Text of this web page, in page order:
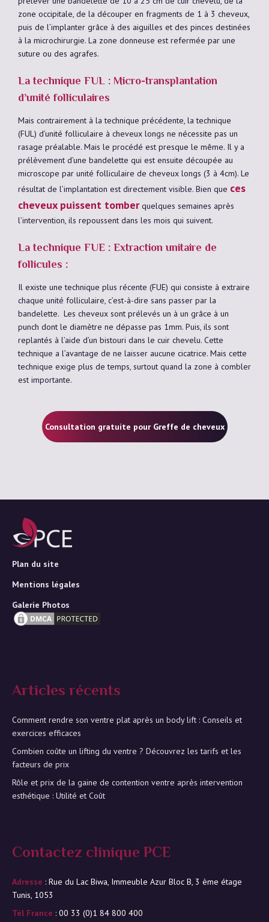
zone occipitale, de la découper en fragments de 1 à 3 cheveux,
puis de l’implanter grâce à des aiguilles et des pinces destinées
à la microchirurgie. La zone donneuse est refermée par une
suture ou des agrafes.
La technique FUL : Micro-transplantation
d’unité folliculaires
Mais contrairement à la technique précédente, la technique
(FUL) d’unité folliculaire à cheveux longs ne nécessite pas un
rasage préalable. Mais le procédé est presque le même. Il y a
prélèvement d’une bandelette qui est ensuite découpée au
microscope par unité folliculaire de cheveux longs (3 à 4cm). Le
résultat de l’implantation est directement visible. Bien que ces
cheveux puissent tomberquelques semaines après
l’intervention, ils repoussent dans les mois qui suivent.
La technique FUE : Extraction unitaire de
follicules :
Il existe une technique plus récente (FUE) qui consiste à extraire
chaque unité folliculaire, c’est-à-dire sans passer par la
bandelette. Les cheveux sont prélevés un à un grâce à un
punch dont le diamètre ne dépasse pas 1mm. Puis, ils sont
replantés à l’aide d’un bistouri dans le cuir chevelu. Cette
technique a l’avantage de ne laisser aucune cicatrice. Mais cette
technique exige plus de temps, surtout quand la zone à combler
est importante.
Consultation gratuite pour Greffe de cheveux
Plan du site
Mentions légales
Galerie Photos
Articles récents
Comment rendre son ventre plat après un body lift : Conseils et
exercices efficaces
Combien coûte un lifting du ventre ? Découvrez les tarifs et les
facteurs de prix
Rôle et prix de la gaine de contention ventre après intervention
esthétique : Utilité et Coût
Contactez clinique PCE
Adresse : Rue du Lac Biwa, Immeuble Azur Bloc B, 3 ème étage
Tunis, 1053
Tél France : 00 33 (0)1 84 800 400